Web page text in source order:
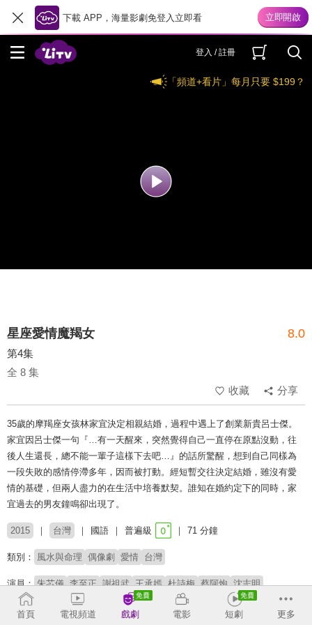
下載 APP，海量影劇免登入立即看
登入 / 註冊
「頻道+看片」每月只要 $199？
星座愛情魔羯女 8.0
第4集
全 8 集
收藏
分享
35歲的摩羯座女孩林家宜決定相親結婚，過程中遇上了創業新貴呂士傑。
家宜因呂士傑一句『…有一天醒來，突然覺得自己一直停在原點沒動，往
後人生還長，總不能一輩子這樣下去吧…』的話所驚醒，想到自己同樣為
一段失敗的感情停滯多年，因而被打動。經短暫交往決定結婚，雖沒有愛
情的基礎，但兩人盡力的在生活中培養默契。誰知在婚約定下的同時，家
宜過去的男友鐘鳴卻出現了。
2015 台灣 國語 普遍級 71 分鐘
類別： 風水與命理 偶像劇 愛情 台灣
演員： 朱芯儀 李至正 謝祖武 王承嫣 杜詩梅 蔡阿炮 沈志明
首頁 電視頻道 戲劇 電影 短劇 更多